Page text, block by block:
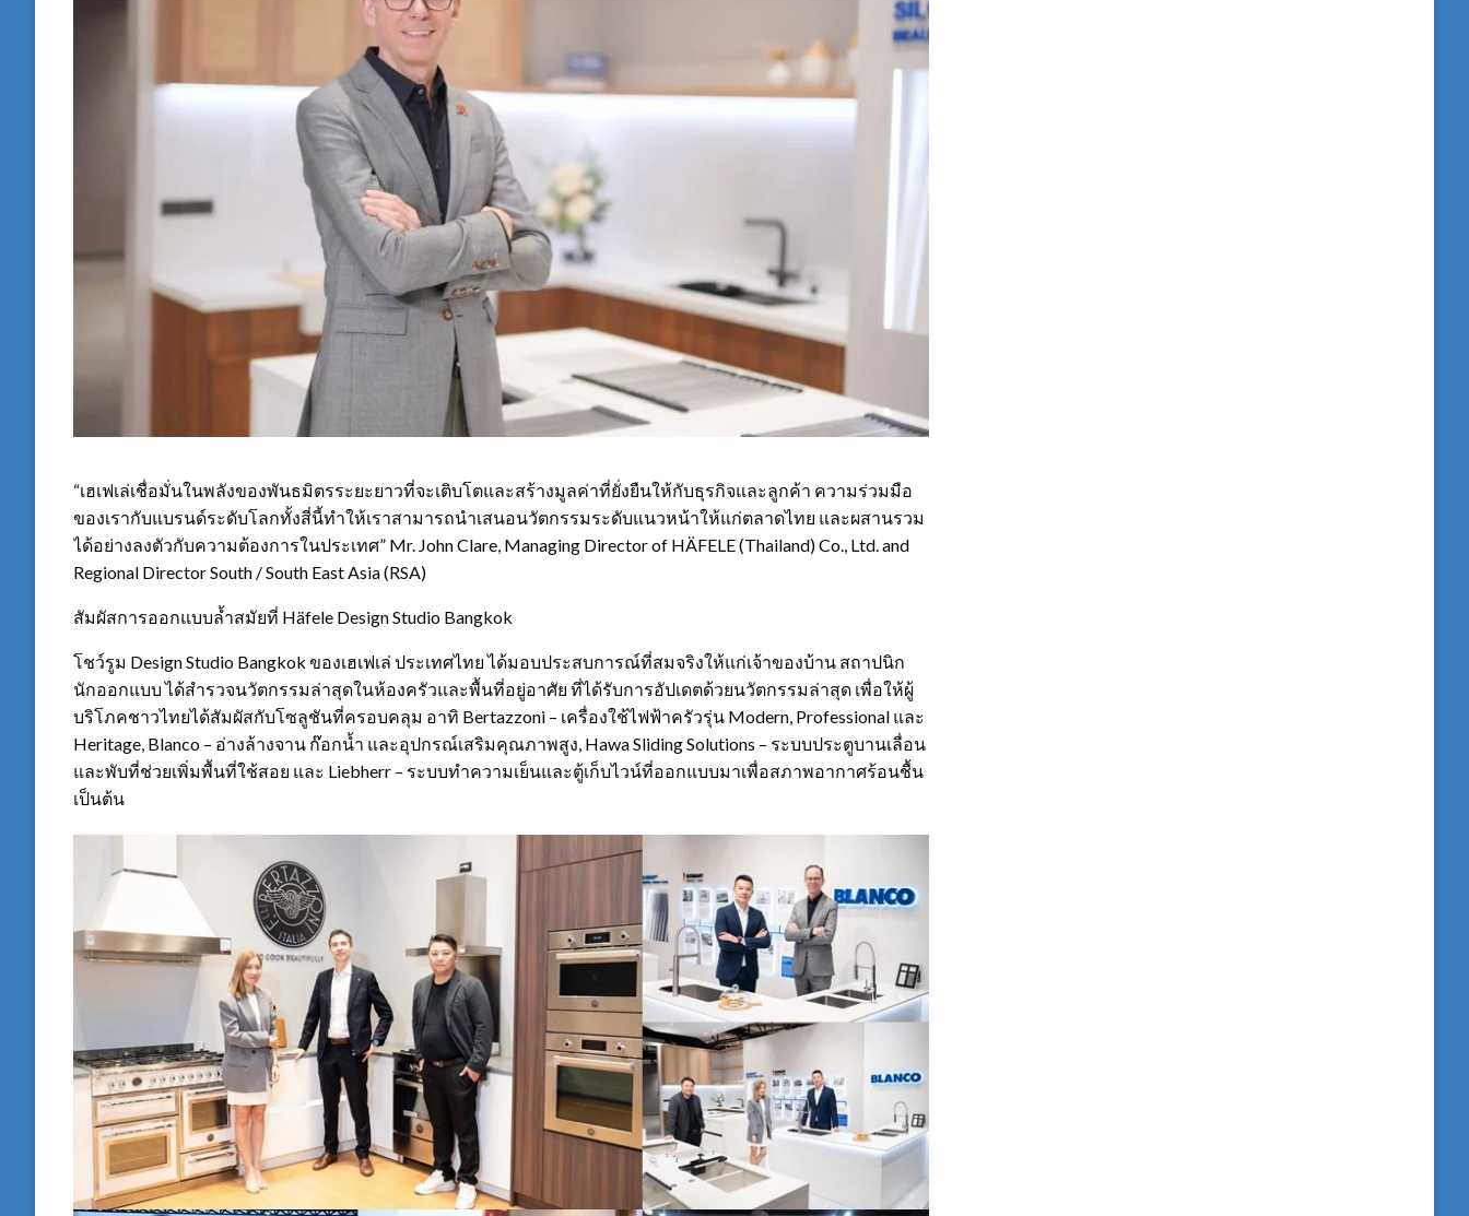
“เฮเฟเล่เชื่อมั่นในพลังของพันธมิตรระยะยาวที่จะเติบโตและสร้างมูลค่าที่ยั่งยืนให้กับธุรกิจและลูกค้า ความร่วมมือ
ของเรากับแบรนด์ระดับโลกทั้งสี่นี้ทำให้เราสามารถนำเสนอนวัตกรรมระดับแนวหน้าให้แก่ตลาดไทย และผสานรวม
ได้อย่างลงตัวกับความต้องการในประเทศ” Mr. John Clare, Managing Director of HÄFELE (Thailand) Co., Ltd. and
Regional Director South / South East Asia (RSA)
สัมผัสการออกแบบล้ำสมัยที่ Häfele Design Studio Bangkok
โชว์รูม Design Studio Bangkok ของเฮเฟเล่ ประเทศไทย ได้มอบประสบการณ์ที่สมจริงให้แก่เจ้าของบ้าน สถาปนิก
นักออกแบบ ได้สำรวจนวัตกรรมล่าสุดในห้องครัวและพื้นที่อยู่อาศัย ที่ได้รับการอัปเดตด้วยนวัตกรรมล่าสุด เพื่อให้ผู้
บริโภคชาวไทยได้สัมผัสกับโซลูชันที่ครอบคลุม อาทิ Bertazzoni – เครื่องใช้ไฟฟ้าครัวรุ่น Modern, Professional และ
Heritage, Blanco – อ่างล้างจาน ก๊อกน้ำ และอุปกรณ์เสริมคุณภาพสูง, Hawa Sliding Solutions – ระบบประตูบานเลื่อน
และพับที่ช่วยเพิ่มพื้นที่ใช้สอย และ Liebherr – ระบบทำความเย็นและตู้เก็บไวน์ที่ออกแบบมาเพื่อสภาพอากาศร้อนชื้น
เป็นต้น